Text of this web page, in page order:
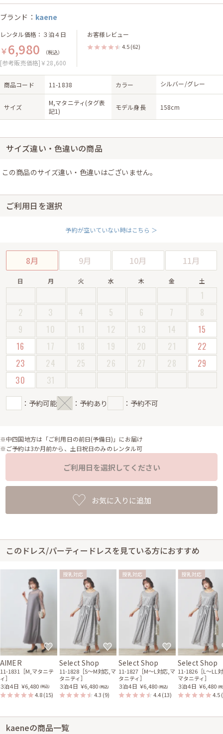
ブランド： kaene
レンタル価格：３泊４日
￥6,980 （税込）
[参考販売価格]￥28,600
お客様レビュー
4.5 (62)
商品コード 11-1838 カラー シルバー/グレー
サイズ
M,マタニティ(タグ表
記1)
モデル身長 158cm
サイズ違い・色違いの商品
この商品のサイズ違い・色違いはございません。
ご利用日を選択
予約が空いていない時はこちら ＞
8月 9月 10月 11月
日 月 火 水 木 金 土
1
2
3 4 5 6 7
8
9
10 11 12 13 14
15
16
17 18 19 20 21
22
23
24 25 26 27 28
29
30
31
：予約可能 ：予約あり ：予約不可
※中四国地方は「ご利用日の前日(予備日)」にお届け
※ご予約は3か月前から、土日祝日のみのレンタル可
ご利用日を選択してください
お気に入りに追加
このドレス/パーティードレスを見ている方におすすめ
AIMER
11-1831［M,マタニテ
ィ］
３泊４日 ￥6,480 (税込)
4.8(15)
授乳対応
Select Shop
11-1828［S〜M対応,マ
タニティ］
３泊４日 ￥6,480 (税込)
4.3 (9)
授乳対応
Select Shop
11-1827［M〜L対応,マ
タニティ］
３泊４日 ￥6,480 (税込)
4.4(13)
授乳対応
Select Shop
11-1826［L〜LL
マタニティ］
３泊４日 ￥6,480 (
4.5
kaeneの商品一覧